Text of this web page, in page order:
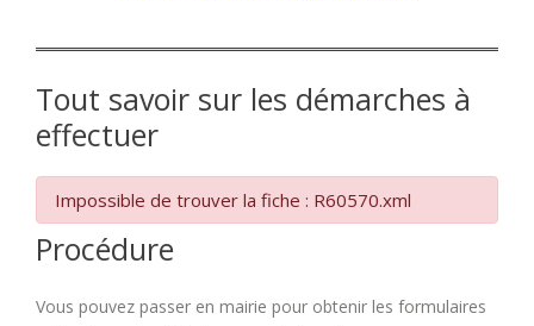
Tout savoir sur les démarches à
effectuer
Impossible de trouver la fiche : R60570.xml
Procédure
Vous pouvez passer en mairie pour obtenir les formulaires